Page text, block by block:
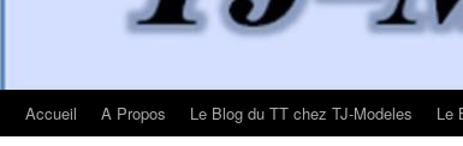
SkipAccueil A Propos Le Blog du TT chez TJ-Modeles Le